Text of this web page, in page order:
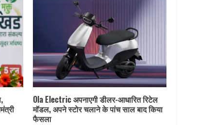
Ola Electric अपनाएगी डीलर-आधारित रिटेल
मॉडल, अपने स्टोर चलाने के पांच साल बाद किया
फैसला